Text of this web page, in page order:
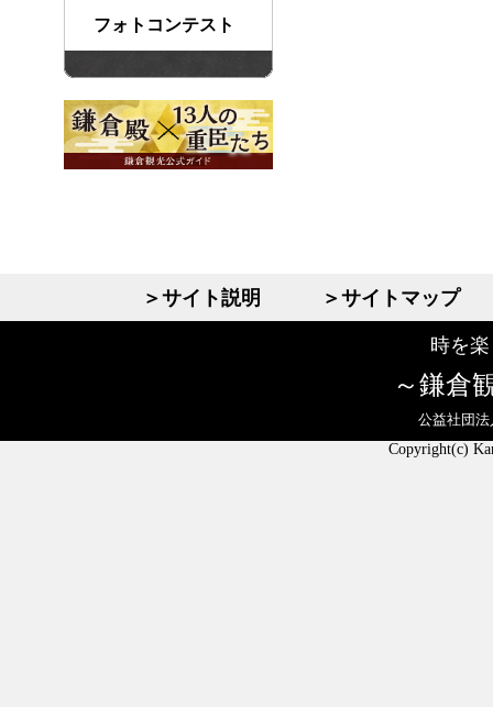
フォトコンテスト
＞サイト説明 ＞サイトマップ
時を
鎌倉
公益社団
Copyright(c)